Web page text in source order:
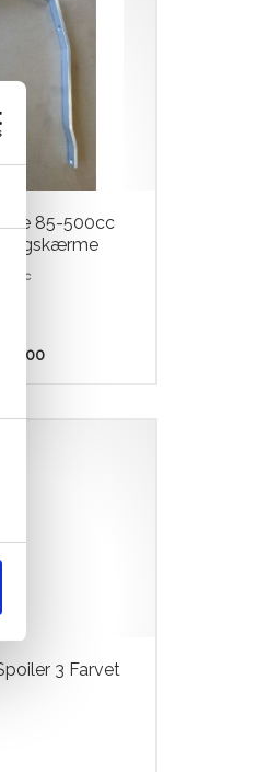
85-500cc
bagskærme
99,00Den
3 Farvet